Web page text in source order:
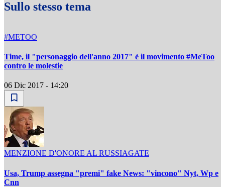
Sullo stesso tema
#METOO
Time, il "personaggio dell'anno 2017" è il movimento #MeToo
contro le molestie
06 Dic 2017 - 14:20
MENZIONE D'ONORE AL RUSSIAGATE
Usa, Trump assegna "premi" fake News: "vincono" Nyt, Wp e
Cnn